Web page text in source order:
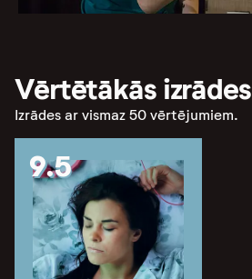
Vērtētākās izrādes
Izrādes ar vismaz 50 vērtējumiem.
9.5